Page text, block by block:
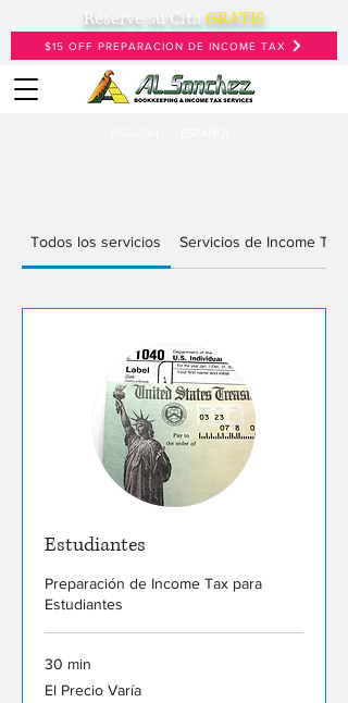
Reserve su Cita GRATIS
$15 OFF PREPARACION DE INCOME TAX
Todos los servicios Servicios de Income Tax
Estudiantes
Preparación de Income Tax para
Estudiantes
30 min
El
Precio
El Precio Varía